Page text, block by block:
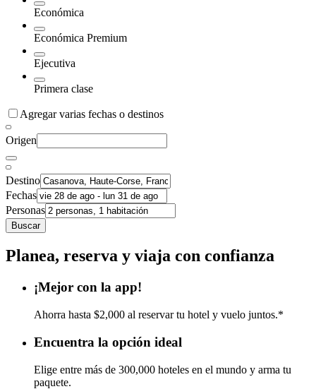
Económica
Económica Premium
Ejecutiva
Primera clase
Agregar varias fechas o destinos
Origen
Destino
Fechas
Personas
Buscar
Planea, reserva y viaja con confianza
¡Mejor con la app!
Ahorra hasta $2,000 al reservar tu hotel y vuelo juntos.*
Encuentra la opción ideal
Elige entre más de 300,000 hoteles en el mundo y arma tu
paquete.